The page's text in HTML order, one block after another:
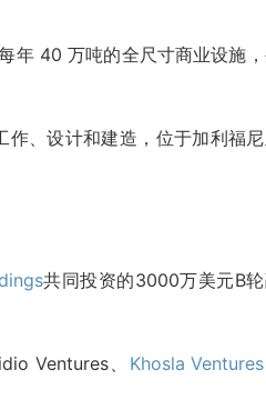
年 40 万吨的全尺寸商业设施
、设计和建造，位于加利福
共同投资的3000万美元B
Ventures、 Khosla Ventures